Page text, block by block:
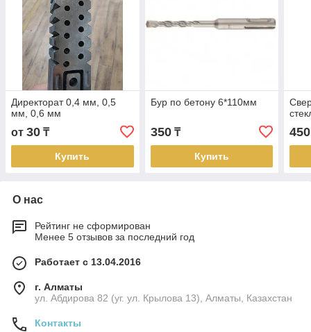
Директорат 0,4 мм, 0,5
мм, 0,6 мм
от 30 ₸
Купить
Бур по бетону 6*110мм
350₸
Купить
450
О нас
Рейтинг не сформирован
Менее 5 отзывов за последний год
Работает с 13.04.2016
г. Алматы
ул. Абдирова 82 (уг. ул. Крылова 13), Алматы, Казахстан
Контакты